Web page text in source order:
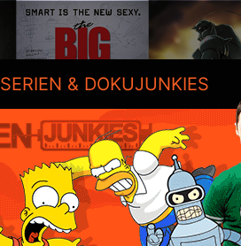
SERIEN & DOKUJUNKIES